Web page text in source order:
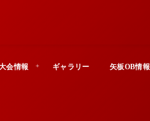
会情報 ギャラリー 矢板OB情報